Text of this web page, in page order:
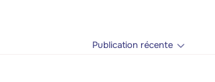
Publication récente